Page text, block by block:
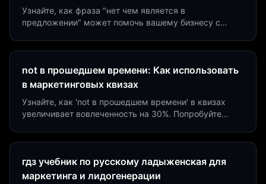
Узнайте, как фраза "нет чем является в
предложении" может помочь вашему бизнесу с
not в прошедшем времени: Как использовать
в маркетинговых квизах
Узнайте, как 'not в прошедшем времени' в квизах
увеличивает вовлеченность на 30%. Попробуйте
гдз учебник по русскому ладыженская для
маркетинга и лидогенерации